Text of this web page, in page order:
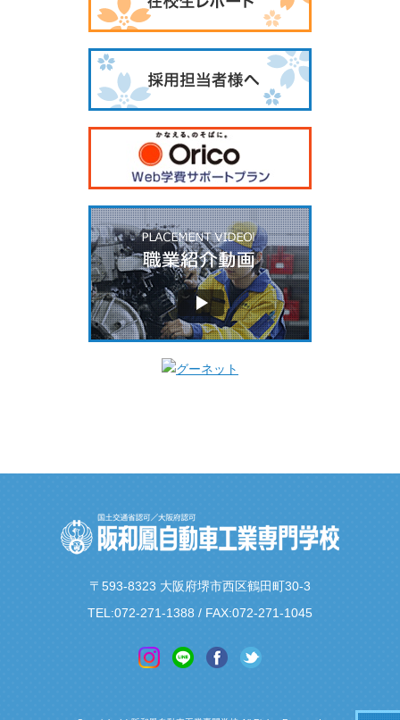
〒593-8323 大阪府堺市西区鶴田町30-3
TEL:072-271-1388 / FAX:072-271-1045